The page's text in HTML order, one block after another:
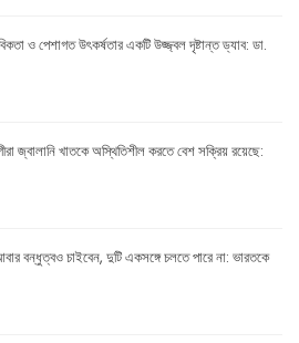
ও পেশাগত উৎকর্ষতার একটি উজ্জ্বল দৃষ্টান্ত ড্যাব: ডা.
জ্বালানি খাতকে অস্থিতিশীল করতে বেশ সক্রিয় রয়েছে:
বন্ধুত্বও চাইবেন, দুটি একসঙ্গে চলতে পারে না: ভারতকে